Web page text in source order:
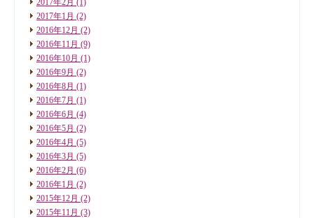
2017年1月 (2)
2016年12月 (2)
2016年11月 (9)
2016年10月 (1)
2016年9月 (2)
2016年8月 (1)
2016年7月 (1)
2016年6月 (4)
2016年5月 (2)
2016年4月 (5)
2016年3月 (5)
2016年2月 (6)
2016年1月 (2)
2015年12月 (2)
2015年11月 (3)